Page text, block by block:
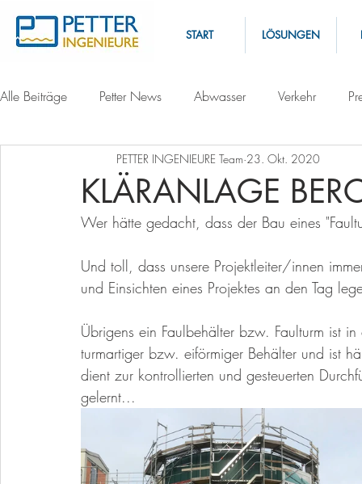
START LÖSUNGEN
Alle Beiträge Petter News Abwasser Verkehr
KLÄRANLAGE
PETTER INGENIEURE Team 23. Okt. 2020
Wer hätte gedacht, dass der Bau eines
Und toll, dass unsere Projektleiter/innen
und Einsichten eines Projektes an den Tag
Übrigens ein Faulbehälter bzw. Faulturm ist
turmartiger bzw. eiförmiger Behälter und ist
dient zur kontrollierten und gesteuerten
gelernt...